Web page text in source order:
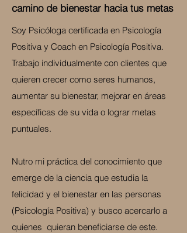
camino de bienestar hacia tus metas
Soy Psicóloga certificada en Psicología
Positiva y Coach en Psicología Positiva.
Trabajo individualmente con clientes que
quieren crecer como seres humanos,
aumentar su bienestar, mejorar en áreas
específicas de su vida o lograr metas
puntuales.
Nutro mi práctica del conocimiento que
emerge de la ciencia que estudia la
felicidad y el bienestar en las personas
(Psicología Positiva) y busco acercarlo a
quienes quieran beneficiarse de este.